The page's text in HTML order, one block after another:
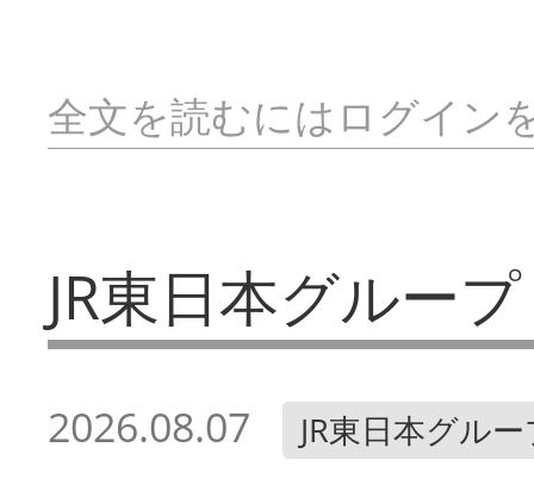
全文を読むにはログイン
JR東日本グループ
2026.08.07 JR東日本グル